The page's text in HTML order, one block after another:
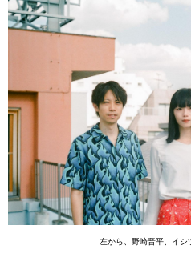
左から、野崎晋平、イシ